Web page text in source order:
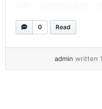
可能會交換電荷。這個
更令人驚訝的是，研究
始遵循某種規律。起初
0 Read
admin written